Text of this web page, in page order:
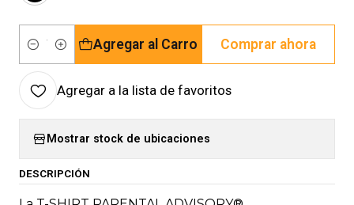
Cantidad
Agregar al Carro Comprar ahora
Agregar a la lista de favoritos
Mostrar stock de ubicaciones
DESCRIPCIÓN